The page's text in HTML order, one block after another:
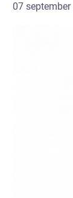
07 september